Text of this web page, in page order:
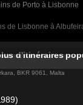
de Porto à Lisbonne
de Lisbonne à
de Lisbonne à Lagos
d'itinéraires
BKR 9061, Malta